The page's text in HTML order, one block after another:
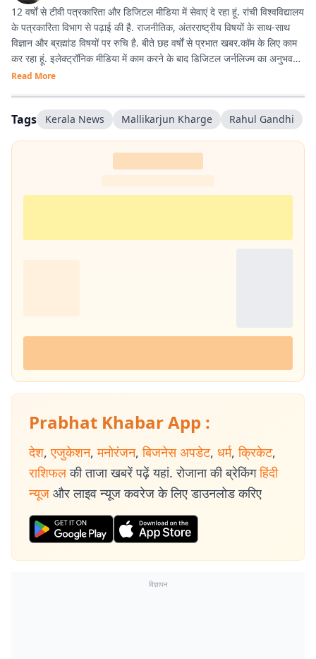
12 वर्षों से टीवी पत्रकारिता और डिजिटल मीडिया में सेवाएं दे रहा हूं. रांची विश्वविद्यालय
के पत्रकारिता विभाग से पढ़ाई की है. राजनीतिक, अंतरराष्ट्रीय विषयों के साथ-साथ
विज्ञान और ब्रह्मांड विषयों पर रुचि है. बीते छह वर्षों से प्रभात खबर.कॉम के लिए काम
कर रहा हूं. इलेक्ट्रॉनिक मीडिया में काम करने के बाद डिजिटल जर्नलिज्म का अनुभव
काफी अच्छा रहा है.
Read More
Tags Kerala News Mallikarjun Kharge Rahul Gandhi
Prabhat Khabar App :
देश, एजुकेशन, मनोरंजन, बिजनेस अपडेट, धर्म, क्रिकेट,
राशिफल की ताजा खबरें पढ़ें यहां. रोजाना की ब्रेकिंग हिंदी
न्यूज और लाइव न्यूज कवरेज के लिए डाउनलोड करिए
विज्ञापन